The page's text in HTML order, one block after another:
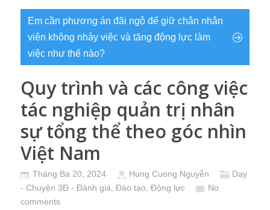
Em cần phương án đãi ngộ để giữ chân nhân
viên không nhảy việc và tăng động lực làm
việc như thế nào?
Quy trình và các công việc
tác nghiệp quản trị nhân
sự tổng thể theo góc nhìn
Việt Nam
Tháng Ba 20, 2024 Hung Cuong Nguyễn
Dạy
- Chuyện 3Đ - Đánh giá, Đào tạo, Động lực
No
comments